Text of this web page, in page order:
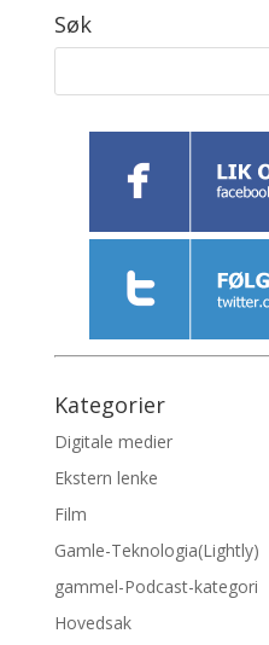
Søk
Kategorier
Digitale medier
Ekstern lenke
Film
Gamle-Teknologia(Lightly)
gammel-Podcast-kategori
Hovedsak